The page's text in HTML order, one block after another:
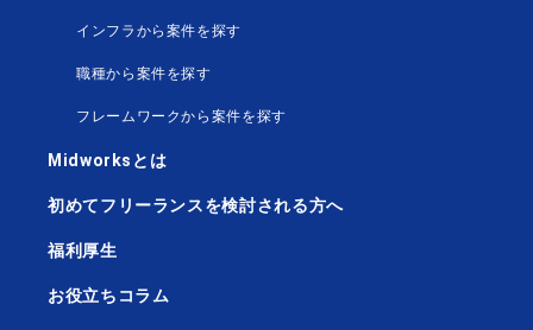
インフラから案件を探す
職種から案件を探す
フレームワークから案件を探す
Midworksとは
初めてフリーランスを検討される方へ
福利厚生
お役立ちコラム